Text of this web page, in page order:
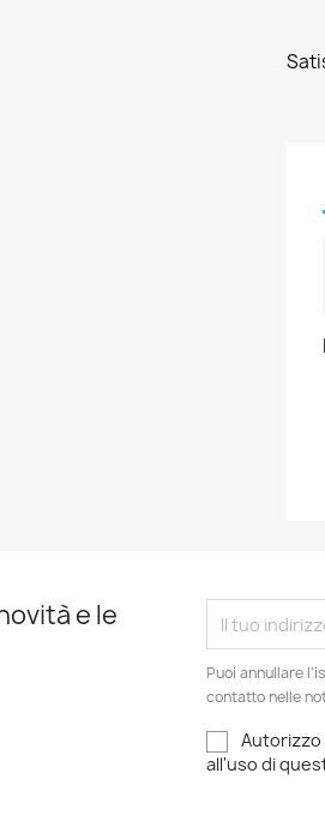
e le
Puoi annullare
contatto nelle
Autorizzo
all'uso di